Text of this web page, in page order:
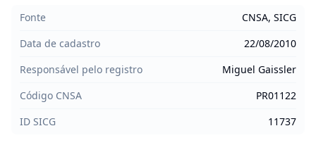
Fonte
CNSA, SICG
Data de cadastro
22/08/2010
Responsável pelo registro
Miguel Gaissler
Código CNSA
PR01122
ID SICG
11737